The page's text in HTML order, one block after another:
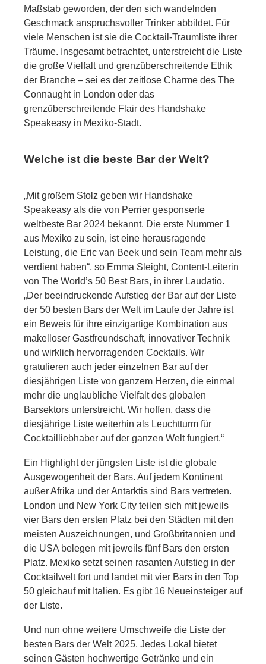
Maßstab geworden, der den sich wandelnden
Geschmack anspruchsvoller Trinker abbildet. Für
viele Menschen ist sie die Cocktail-Traumliste ihrer
Träume. Insgesamt betrachtet, unterstreicht die Liste
die große Vielfalt und grenzüberschreitende Ethik
der Branche – sei es der zeitlose Charme des The
Connaught in London oder das
grenzüberschreitende Flair des Handshake
Speakeasy in Mexiko-Stadt.
Welche ist die beste Bar der Welt?
„Mit großem Stolz geben wir Handshake
Speakeasy als die von Perrier gesponserte
weltbeste Bar 2024 bekannt. Die erste Nummer 1
aus Mexiko zu sein, ist eine herausragende
Leistung, die Eric van Beek und sein Team mehr als
verdient haben“, so Emma Sleight, Content-Leiterin
von The World’s 50 Best Bars, in ihrer Laudatio.
„Der beeindruckende Aufstieg der Bar auf der Liste
der 50 besten Bars der Welt im Laufe der Jahre ist
ein Beweis für ihre einzigartige Kombination aus
makelloser Gastfreundschaft, innovativer Technik
und wirklich hervorragenden Cocktails. Wir
gratulieren auch jeder einzelnen Bar auf der
diesjährigen Liste von ganzem Herzen, die einmal
mehr die unglaubliche Vielfalt des globalen
Barsektors unterstreicht. Wir hoffen, dass die
diesjährige Liste weiterhin als Leuchtturm für
Cocktailliebhaber auf der ganzen Welt fungiert.“
Ein Highlight der jüngsten Liste ist die globale
Ausgewogenheit der Bars. Auf jedem Kontinent
außer Afrika und der Antarktis sind Bars vertreten.
London und New York City teilen sich mit jeweils
vier Bars den ersten Platz bei den Städten mit den
meisten Auszeichnungen, und Großbritannien und
die USA belegen mit jeweils fünf Bars den ersten
Platz. Mexiko setzt seinen rasanten Aufstieg in der
Cocktailwelt fort und landet mit vier Bars in den Top
50 gleichauf mit Italien. Es gibt 16 Neueinsteiger auf
der Liste.
Und nun ohne weitere Umschweife die Liste der
besten Bars der Welt 2025. Jedes Lokal bietet
seinen Gästen hochwertige Getränke und ein